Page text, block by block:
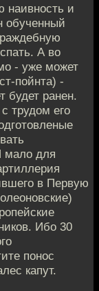
наивность и
обученный
А во
- уже может
пойнта) -
будет ранен.
трудом его
мало для
в Первую
Ибо 30
понос
капут.